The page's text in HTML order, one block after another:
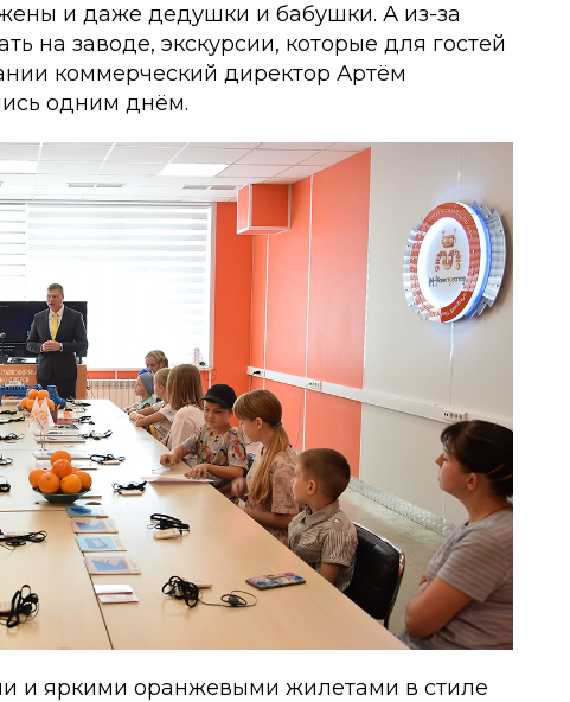
и даже дедушки и бабушки. А из-за
на заводе, экскурсии, которые для гостей
коммерческий директор Артём
одним днём.
и яркими оранжевыми жилетами в стиле